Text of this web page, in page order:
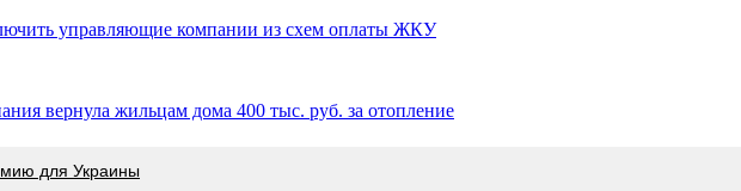
управляющие компании из схем оплаты ЖКУ
вернула жильцам дома 400 тыс. руб. за отопление
для Украины